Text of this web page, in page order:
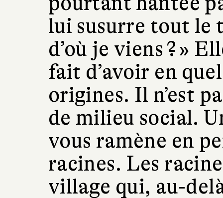
lui susurre tout le
d’où je viens ? »
fait d’avoir en
origines. Il n’est
de milieu social.
vous ramène en
racines. Les
village qui, au-